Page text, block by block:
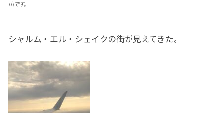
山です。
シャルム・エル・シェイクの街が見えてきた。